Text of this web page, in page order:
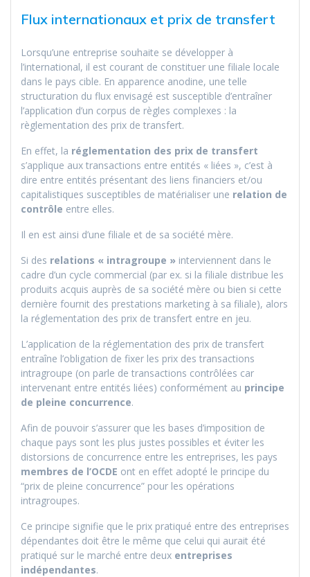
Flux internationaux et prix de transfert
Lorsqu’une entreprise souhaite se développer à
l’international, il est courant de constituer une filiale locale
dans le pays cible. En apparence anodine, une telle
structuration du flux envisagé est susceptible d’entraîner
l’application d’un corpus de règles complexes : la
règlementation des prix de transfert.
En effet, la réglementation des prix de transfert
s’applique aux transactions entre entités « liées », c’est à
dire entre entités présentant des liens financiers et/ou
capitalistiques susceptibles de matérialiser une relation de
contrôle entre elles.
Il en est ainsi d’une filiale et de sa société mère.
Si des relations « intragroupe » interviennent dans le
cadre d’un cycle commercial (par ex. si la filiale distribue les
produits acquis auprès de sa société mère ou bien si cette
dernière fournit des prestations marketing à sa filiale), alors
la réglementation des prix de transfert entre en jeu.
L’application de la réglementation des prix de transfert
entraîne l’obligation de fixer les prix des transactions
intragroupe (on parle de transactions contrôlées car
intervenant entre entités liées) conformément au principe
de pleine concurrence.
Afin de pouvoir s’assurer que les bases d’imposition de
chaque pays sont les plus justes possibles et éviter les
distorsions de concurrence entre les entreprises, les pays
membres de l’OCDE ont en effet adopté le principe du
“prix de pleine concurrence” pour les opérations
intragroupes.
Ce principe signifie que le prix pratiqué entre des entreprises
dépendantes doit être le même que celui qui aurait été
pratiqué sur le marché entre deux entreprises
indépendantes.